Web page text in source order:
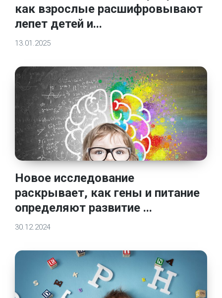
как взрослые расшифровывают
лепет детей и...
13.01.2025
Новое исследование
раскрывает, как гены и питание
определяют развитие ...
30.12.2024